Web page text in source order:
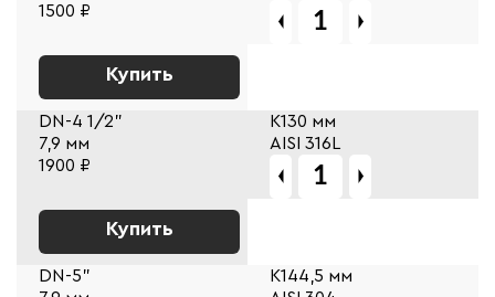
1500 ₽
Купить
DN-4 1/2"
К130 мм
7,9 мм
AISI 316L
1900 ₽
Купить
DN-5"
К144,5 мм